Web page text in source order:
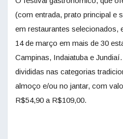
(com entrada, prato principal e
em restaurantes selecionados,
14 de março em mais de 30
Campinas, Indaiatuba e
divididas nas categorias
almoço e/ou no jantar, com
R$54,90 a R$109,00.